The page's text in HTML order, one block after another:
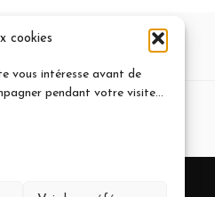
cookies
vous intéresse avant de
pendant votre visite...
pour publier un commentaire.